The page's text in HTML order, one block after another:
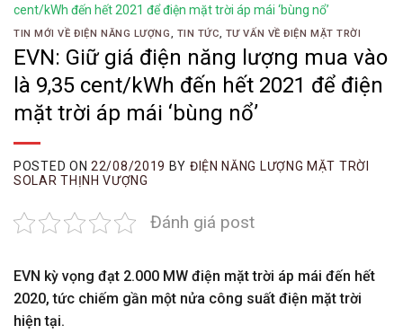
cent/kWh đến hết 2021 để điện mặt trời áp mái ‘bùng nổ’
TIN MỚI VỀ ĐIỆN NĂNG LƯỢNG, TIN TỨC, TƯ VẤN VỀ ĐIỆN MẶT TRỜI
EVN: Giữ giá điện năng lượng mua vào
là 9,35 cent/kWh đến hết 2021 để điện
mặt trời áp mái ‘bùng nổ’
POSTED ON 22/08/2019 BY ĐIỆN NĂNG LƯỢNG MẶT TRỜI
SOLAR THỊNH VƯỢNG
Đánh giá post
EVN kỳ vọng đạt 2.000 MW điện mặt trời áp mái đến hết
2020, tức chiếm gần một nửa công suất điện mặt trời
hiện tại.